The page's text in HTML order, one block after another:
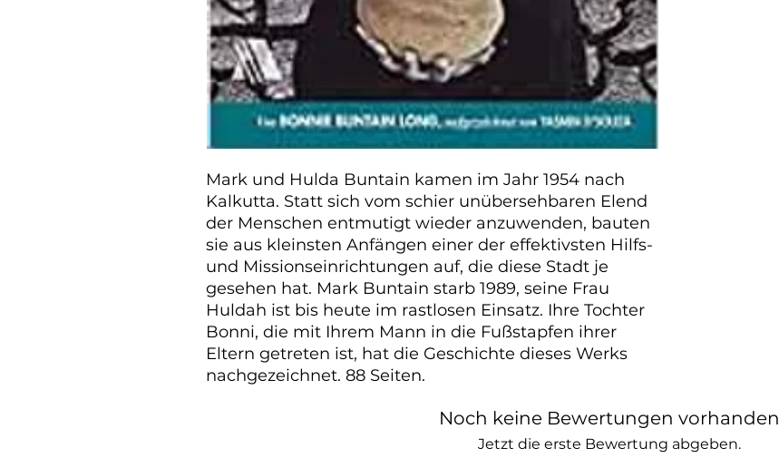
Mark und Hulda Buntain kamen im Jahr 1954 nach
Kalkutta. Statt sich vom schier unübersehbaren Elend
der Menschen entmutigt wieder anzuwenden, bauten
sie aus kleinsten Anfängen einer der effektivsten Hilfs-
und Missionseinrichtungen auf, die diese Stadt je
gesehen hat. Mark Buntain starb 1989, seine Frau
Huldah ist bis heute im rastlosen Einsatz. Ihre Tochter
Bonni, die mit Ihrem Mann in die Fußstapfen ihrer
Eltern getreten ist, hat die Geschichte dieses Werks
nachgezeichnet. 88 Seiten.
Noch keine Bewertungen vorhanden
Jetzt die erste Bewertung abgeben.